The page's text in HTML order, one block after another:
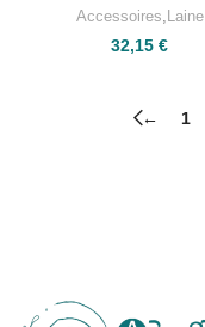
Accessoires Laine
32,15 €
← 1